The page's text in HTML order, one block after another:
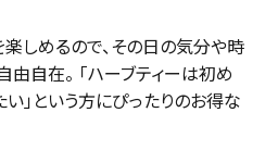
しめるので、その日の気分や時
自在。 「ハーブティーは初め
」という方にぴったりのお得な